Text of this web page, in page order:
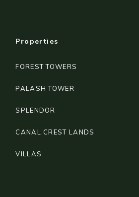
Properties
FOREST TOWERS
PALASH TOWER
SPLENDOR
CANAL CREST LANDS
VILLAS